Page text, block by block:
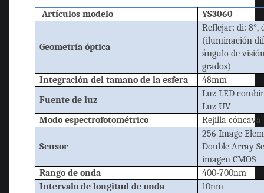
Artículos modelo YS3060
Geometría óptica
Reflejar: di: 8°,
(iluminación
ángulo de
grados)
Integración del tamano de la esfera
48mm
Fuente de luz
Luz LED
Luz UV
Modo espectrofotométrico
Rejilla cóncava
Sensor
256 Image
Double Array
imagen CMOS
Rango de onda
400-700nm
Intervalo de longitud de onda
10nm